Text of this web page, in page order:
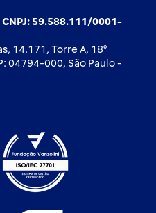
59.588.111/0001-
14.171, Torre A, 18⁰
04794-000, São Paulo -